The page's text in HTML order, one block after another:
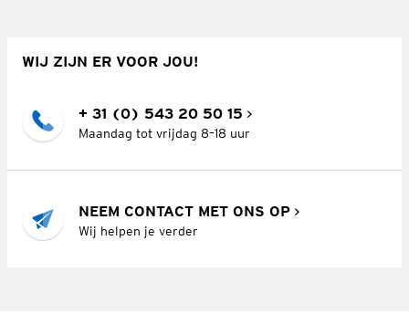
WIJ ZIJN ER VOOR JOU!
+ 31 (0) 543 20 50 15
Maandag tot vrijdag 8–18 uur
NEEM CONTACT MET ONS OP
Wij helpen je verder